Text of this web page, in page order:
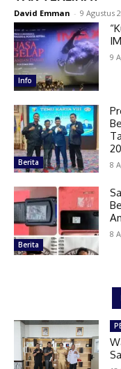
David Emman - 9 Agustus
Info
9
Berita 8
Berita
8